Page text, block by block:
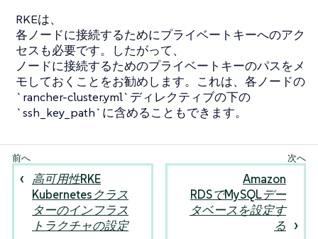
RKEは、
各ノードに接続するためにプライベートキーへのアク
セスも必要です。したがって、
ノードに接続するためのプライベートキーのパスをメ
モしておくことをお勧めします。これは、各ノードの
`rancher-cluster.yml`ディレクティブの下の
`ssh_key_path`に含めることもできます。
高可用性RKE
Kubernetesクラス
ターのインフラス
トラクチャの設定
Amazon
RDSでMySQLデー
タベースを設定す
る